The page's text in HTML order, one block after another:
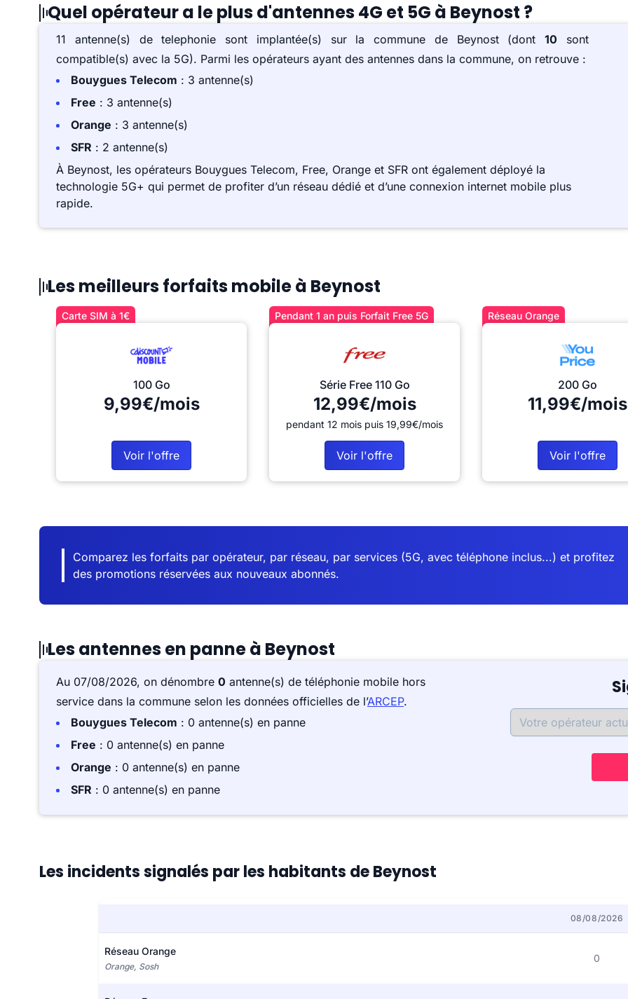
Quel opérateur a le plus d'antennes 4G et 5G à Beynost ?
11 antenne(s) de telephonie sont implantée(s) sur la commune de Beynost (dont10 sont
compatible(s) avec la 5G). Parmi les opérateurs ayant des antennes dans la commune, on retrouve :
Bouygues Telecom : 3 antenne(s)
Free : 3 antenne(s)
Orange : 3 antenne(s)
SFR : 2 antenne(s)
À Beynost, les opérateurs Bouygues Telecom, Free, Orange et SFR ont également déployé la
technologie 5G+ qui permet de profiter d’un réseau dédié et d’une connexion internet mobile plus
rapide.
Les meilleurs forfaits mobile à Beynost
Carte SIM à 1€
100 Go
9,99€/mois
Voir l'offre
Pendant 1 an puis Forfait Free 5G
Série Free 110 Go
12,99€/mois
pendant 12 mois puis 19,99€/mois
Voir l'offre
Réseau Orange
200 Go
11,99€/mois
Voir l'offre
Comparez les forfaits par opérateur, par réseau, par services (5G, avec téléphone inclus...) et profitez
des promotions réservées aux nouveaux abonnés.
Les antennes en panne à Beynost
Au 07/08/2026, on dénombre 0 antenne(s) de téléphonie mobile hors
service dans la commune selon les données officielles de l’ARCEP.
Bouygues Telecom : 0 antenne(s) en panne
Free : 0 antenne(s) en panne
Orange : 0 antenne(s) en panne
SFR : 0 antenne(s) en panne
Les incidents signalés par les habitants de Beynost
08/08/2026
Réseau Orange
Orange, Sosh
0